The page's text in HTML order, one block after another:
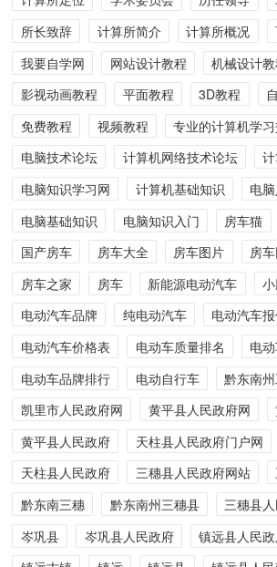
所长致辞
计算所简介 计算所概况
我要自学网
网站设计教程 机械设计
影视动画教程
平面教程 3D教程
免费教程
视频教程
专业的计算机学
电脑技术论坛
计算机网络技术论坛
电脑知识学习网
计算机基础知识
电
电脑基础知识
电脑知识入门 房车猫
国产房车
房车大全 房车图片 房
房车之家
房车 新能源电动汽车
电动汽车品牌
纯电动汽车
电动汽车
电动汽车价格表
电动车质量排名
电
电动车品牌排行
电动自行车
黔东南
凯里市人民政府网
黄平县人民政府网
黄平县人民政府
天柱县人民政府门户网
天柱县人民政府
三穗县人民政府网站
黔东南三穗
黔东南州三穗县 三穗县
岑巩县
岑巩县人民政府
镇远县人民